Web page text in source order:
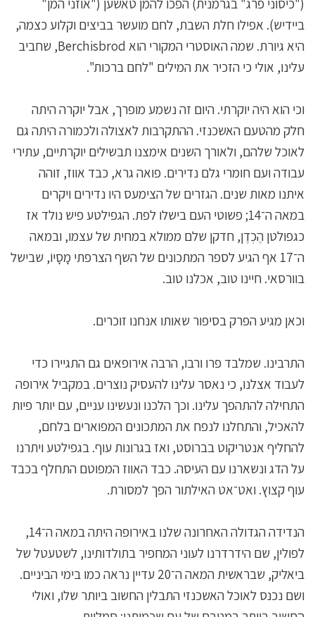
("כיסוני פרג" בגרמנית) הפכו להמן טאשען ("אוזני המן"
ביידיש). אפילו חלת השבת, לחם מועשר בביצים וקלוע כצמה,
היא גיורת. שמה האוסטרי המקורי הוא Berchisbrod, שחביב
עלינו, אולי כי הזכיר את המילים "לחם ברכות".
וכי הוא היה יוקרתי. היום זה נשמע מופרך, אבל יוקרה היתה
חלק מהטעם האשכנזי. ההתקרבות לאצולה ולכמורה היתה גם
לאוכל שלהם, ולאורך השנים אימצנו תבשילים יוקרתיים, עתירי
עבודה ועם חומרי גלם נדירים. פואה גרא, כבד אווז, זוהה
איתנו מאות שנים. הגזרים של הצימעס היו נדירים ויקרים
במאה ה־14; פשוטי העם בישלו לפת. הגפילטע פיש נולד אז
כגפולטן הֶכְדֶן, חדקן שלם ממולא במחית של עצמו, ובמאה
ה־17 אף הגיע לספר המתכונים של השף הצרפתי מָסָיוֹ, שבישל
בוורסאי. חיינו טוב, אכלנו טוב.
וכאן מגיע הפרק בסיפור שאותו אנחנו זוכרים.
התרבינו. שמלבד פרו ורבו, הרבה אירופאים גם התגיירו כדי
לעבוד אצלנו, כי נאסר עלינו להעסיק נוצרים. במקביל אירופה
התחילה להתהפך עלינו. וכך הלכנו ונעשינו עניים, עם יותר פיות
להאכיל, והתחלנו לנפח את המתכונים המפוארים בלחם,
להחליף אנטריקוט בברוסט, ואז בגרונות עוף. בגפילטע ויתרנו
על הדג ונשארנו עם העיסה. כבד האווז המפוטם התחלף בכבד
עוף קצוץ. ואט־אט האילתור הפך למסורת.
הנדידה הגדולה האחרונה שלנו באירופה היתה במאה ה־14,
לפולין, שם הידרדרנו לעוני המחפיר בתולדותינו, לשטעטל של
ביאליק, שבראשית המאה ה־20 עדיין נראה כמו בימי הביניים.
ושם נכנס לאוכל האשכנזי התבלין החשוב ביותר שלו, ואולי